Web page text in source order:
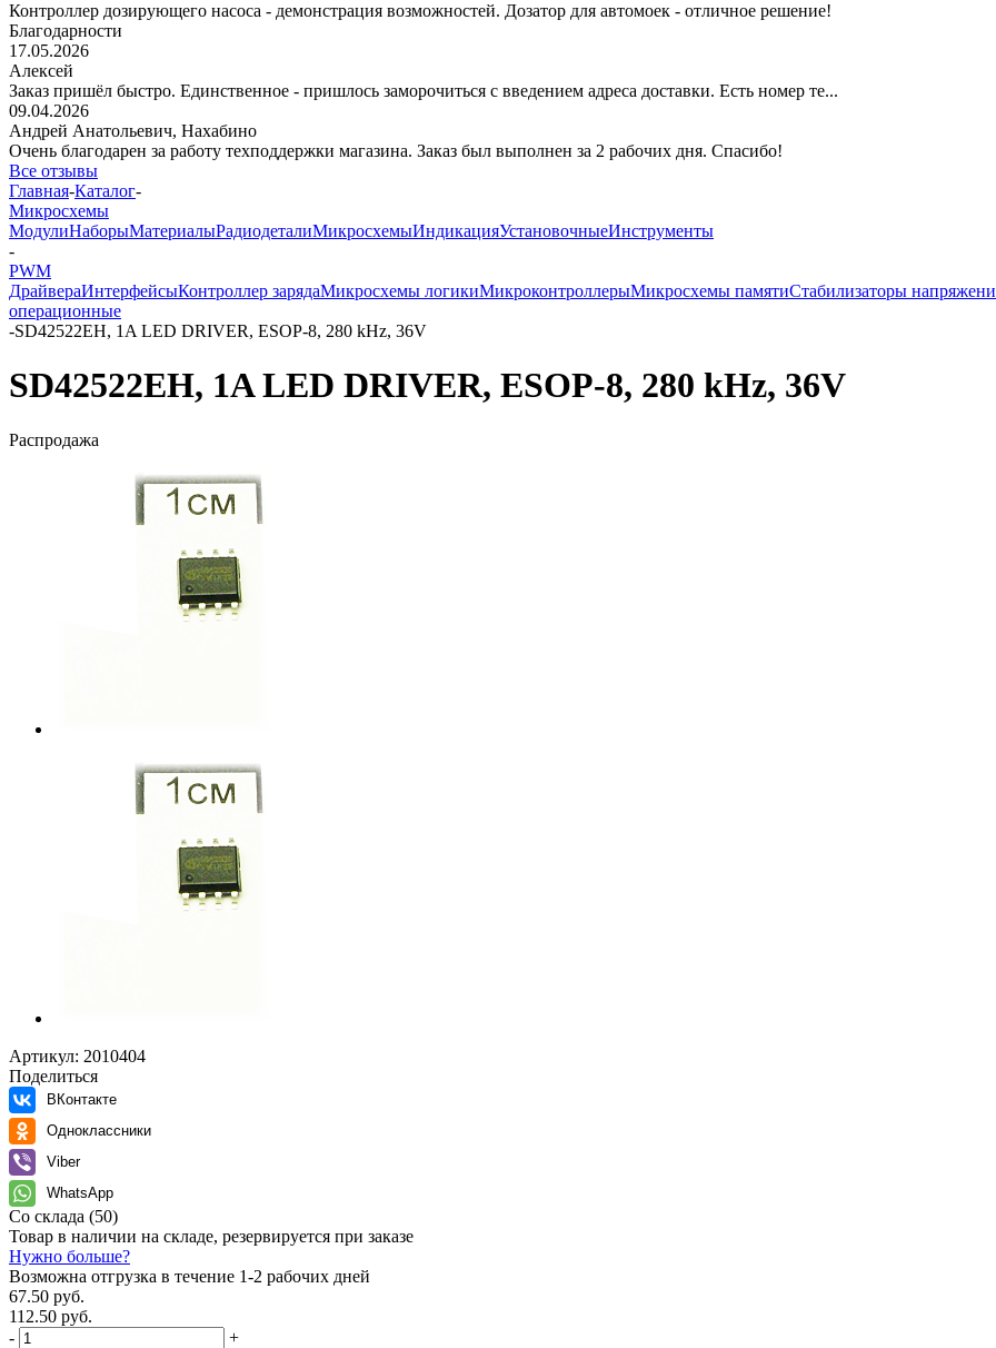
Контроллер дозирующего насоса - демонстрация возможностей. Дозатор для автомоек - отличное решение!
Благодарности
17.05.2026
Алексей
Заказ пришёл быстро. Единственное - пришлось заморочиться с введением адреса доставки. Есть номер те...
09.04.2026
Андрей Анатольевич, Нахабино
Очень благодарен за работу техподдержки магазина. Заказ был выполнен за 2 рабочих дня. Спасибо!
Все отзывы
Главная-Каталог-
Микросхемы
МодулиНаборыМатериалыРадиодеталиМикросхемыИндикацияУстановочныеИнструменты
-
PWM
ДрайвераИнтерфейсыКонтроллер зарядаМикросхемы логикиМикроконтроллерыМикросхемы памятиСтабилизаторы
операционные
-SD42522EH, 1A LED DRIVER, ESOP-8, 280 kHz, 36V
SD42522EH, 1A LED DRIVER, ESOP-8, 280 kHz, 36V
Распродажа
Артикул: 2010404
Поделиться
ВКонтакте
Одноклассники
Viber
WhatsApp
Со склада (50)
Товар в наличии на складе, резервируется при заказе
Нужно больше?
Возможна отгрузка в течение 1-2 рабочих дней
67.50 руб.
112.50 руб.
-
+